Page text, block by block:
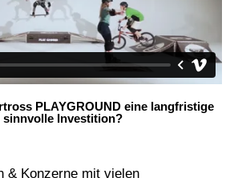
PLAYGROUND eine langfristige
sinnvolle Investition?
& Konzerne mit vielen